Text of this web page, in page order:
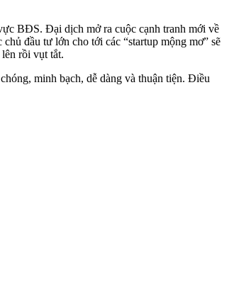
BĐS. Đại dịch mở ra cuộc cạnh tranh mới về
đầu tư lớn cho tới các “startup mộng mơ” sẽ
rồi vụt tắt.
minh bạch, dễ dàng và thuận tiện. Điều